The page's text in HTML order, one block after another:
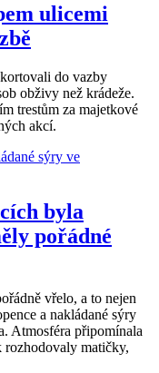
ulicemi
do vazby
obživy než krádeže.
trestům za majetkové
akcí.
byla
pořádné
vřelo, a to nejen
a nakládané sýry
Atmosféra připomínala
matičky,